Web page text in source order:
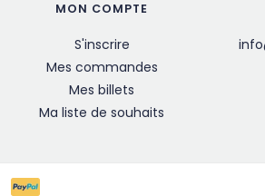
MON COMPTE
S'inscrire
Mes commandes
Mes billets
Ma liste de souhaits